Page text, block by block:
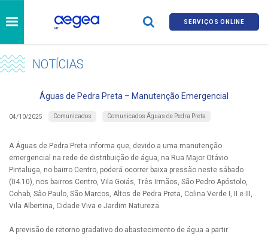
SERVIÇOS ONLINE
NOTÍCIAS
Águas de Pedra Preta – Manutenção Emergencial
04/10/2025 Comunicados Comunicados Águas de Pedra Preta
A Águas de Pedra Preta informa que, devido a uma manutenção
emergencial na rede de distribuição de água, na Rua Major Otávio
Pintaluga, no bairro Centro, poderá ocorrer baixa pressão neste sábado
(04.10), nos bairros Centro, Vila Goiás, Três Irmãos, São Pedro Apóstolo,
Cohab, São Paulo, São Marcos, Altos de Pedra Preta, Colina Verde I, II e III,
Vila Albertina, Cidade Viva e Jardim Natureza.​
A previsão de retorno gradativo do abastecimento de água a partir